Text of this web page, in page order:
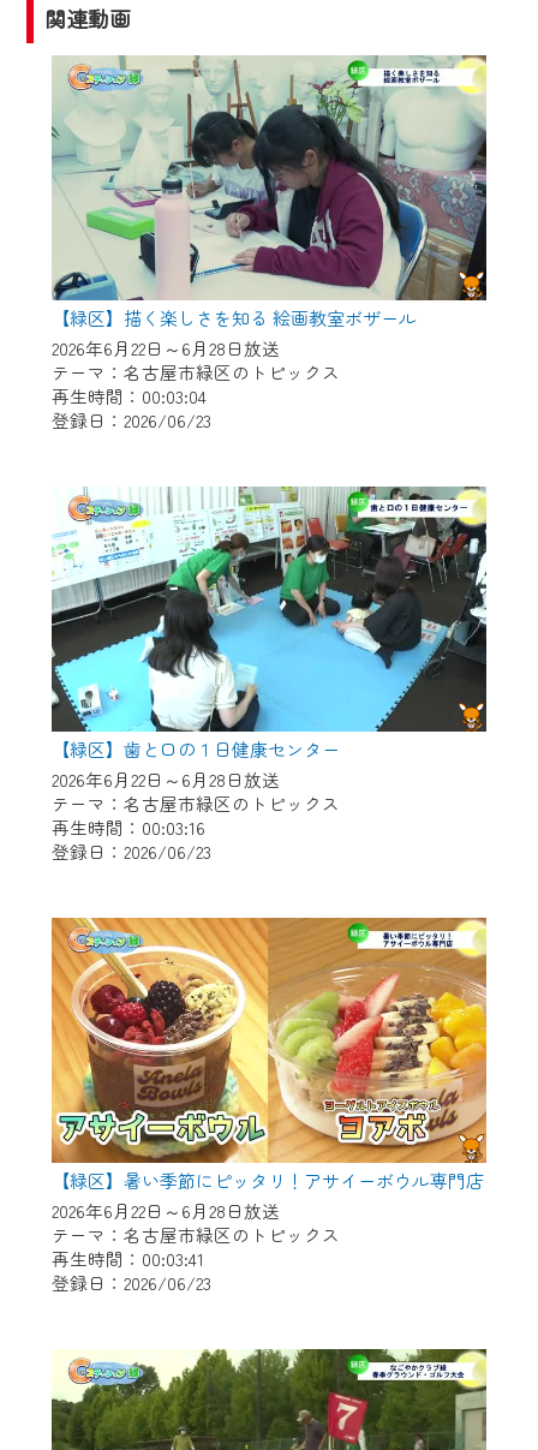
関連動画
【緑区】描く楽しさを知る 絵画教室ボザール
2026年6月22日～6月28日放送
テーマ：名古屋市緑区のトピックス
再生時間：00:03:04
登録日：2026/06/23
【緑区】歯と口の１日健康センター
2026年6月22日～6月28日放送
テーマ：名古屋市緑区のトピックス
再生時間：00:03:16
登録日：2026/06/23
【緑区】暑い季節にピッタリ！アサイーボウル専門店
2026年6月22日～6月28日放送
テーマ：名古屋市緑区のトピックス
再生時間：00:03:41
登録日：2026/06/23
2024年9月24日からはご加入者様へのサー
ビス向上のため、
『CCNet Web TV』を利用いただくには、
一部コンテンツを除き、
CCNetサービスへの加入と『CCNetマイ
ページ※』へのログインが必要となりま
す。
何卒、ご理解ご了承の程よろしくお願い
いたします。
※マイページへのログインには、MyIDが必
要となります。
※MyIDとは、CCNet Web TVを含むCCNetの
各種サービスをご利用頂くためのIDです。
で設定できます。
（GmailやYahooなどのフリーメールアドレ
スでも作成可能です）
※マイページへのログイン・MyIDの新規登
録はこちらから
※CCNetアプリをご利用中の方は引き続き
ご視聴いただけます。
＜メンテナンス情報＞
CCNetWebTVのリニューアルにともないメ
ンテナンス作業を予定しています。
作業の間は、CCNetWebTVの画面が「メン
テナンス中」になり、ご利用いただけませ
ん。
ご不便をおかけいたしますが、ご了承の程
よろしくお願いいたします。